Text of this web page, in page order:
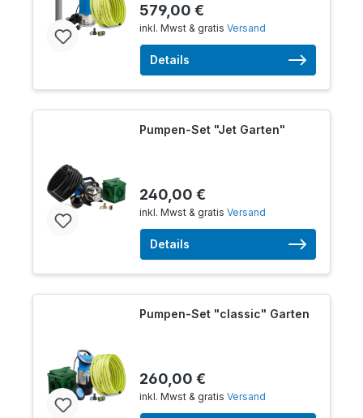
579,00 €
inkl. Mwst & gratis Versand
Details
Pumpen-Set "Jet Garten"
240,00 €
inkl. Mwst & gratis Versand
Details
Pumpen-Set "classic" Garten
260,00 €
inkl. Mwst & gratis Versand